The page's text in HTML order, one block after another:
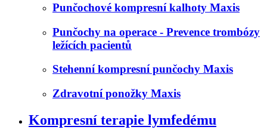
Punčochové kompresní kalhoty Maxis
Punčochy na operace - Prevence trombózy
ležících pacientů
Stehenní kompresní punčochy Maxis
Zdravotní ponožky Maxis
Kompresní terapie lymfedému